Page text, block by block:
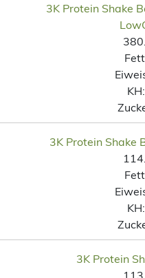
3K Protein Shake
KH:
3K Protein Shake
KH:
3K Protein